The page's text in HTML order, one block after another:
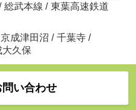
総武本線 / 東葉高速鉄道
京成津田沼 / 千葉寺 /
大久保
い合わせ